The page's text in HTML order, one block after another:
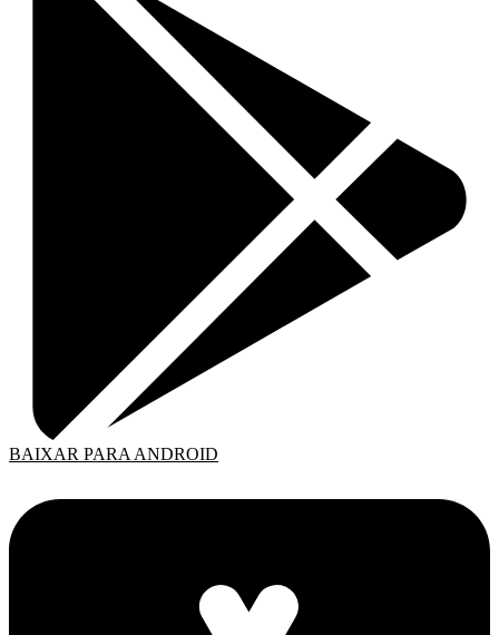
BAIXAR PARA ANDROID